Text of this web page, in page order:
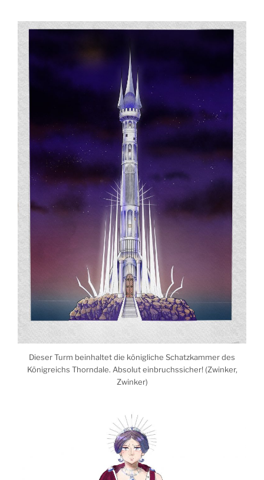
Dieser Turm beinhaltet die königliche Schatzkammer des
Königreichs Thorndale. Absolut einbruchssicher! (Zwinker,
Zwinker)